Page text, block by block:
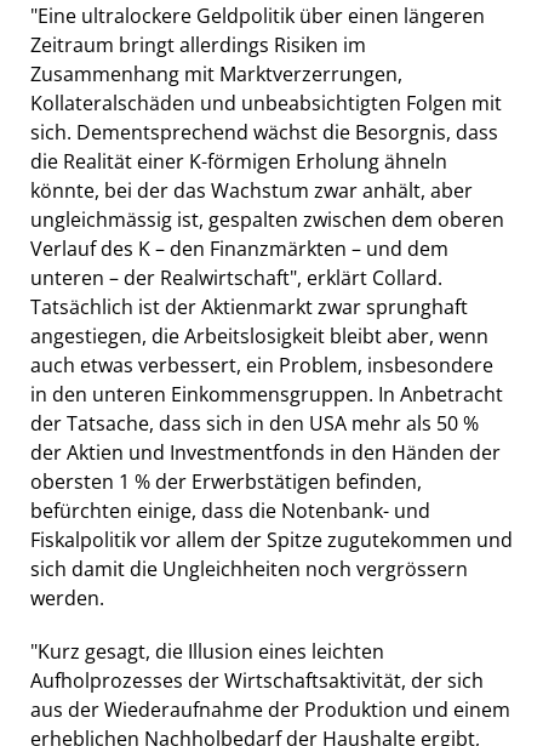
"Eine ultralockere Geldpolitik über einen längeren
Zeitraum bringt allerdings Risiken im
Zusammenhang mit Marktverzerrungen,
Kollateralschäden und unbeabsichtigten Folgen mit
sich. Dementsprechend wächst die Besorgnis, dass
die Realität einer K-förmigen Erholung ähneln
könnte, bei der das Wachstum zwar anhält, aber
ungleichmässig ist, gespalten zwischen dem oberen
Verlauf des K – den Finanzmärkten – und dem
unteren – der Realwirtschaft", erklärt Collard.
Tatsächlich ist der Aktienmarkt zwar sprunghaft
angestiegen, die Arbeitslosigkeit bleibt aber, wenn
auch etwas verbessert, ein Problem, insbesondere
in den unteren Einkommensgruppen. In Anbetracht
der Tatsache, dass sich in den USA mehr als 50 %
der Aktien und Investmentfonds in den Händen der
obersten 1 % der Erwerbstätigen befinden,
befürchten einige, dass die Notenbank- und
Fiskalpolitik vor allem der Spitze zugutekommen und
sich damit die Ungleichheiten noch vergrössern
werden.
"Kurz gesagt, die Illusion eines leichten
Aufholprozesses der Wirtschaftsaktivität, der sich
aus der Wiederaufnahme der Produktion und einem
erheblichen Nachholbedarf der Haushalte ergibt,